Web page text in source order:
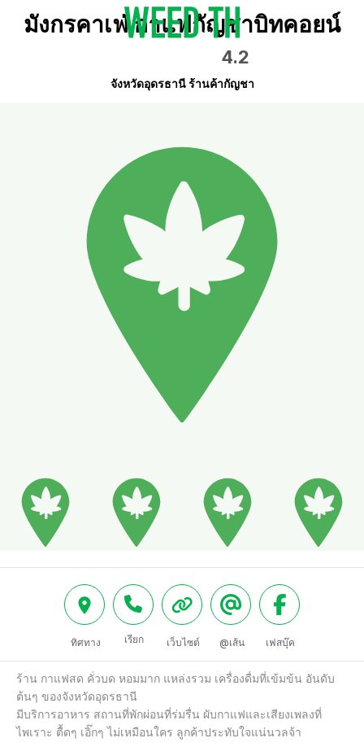
มังกรคาเฟ่ กาแฟกัญชาบิทคอยน์
4.2
จังหวัดอุดรธานี ร้านค้ากัญชา
ทิศทาง เรียก เว็บไซต์ @เส้น เฟสบุ๊ค
ร้าน กาแฟสด คั่วบด หอมมาก แหล่งรวม เครื่องดื่มที่เข้มข้น อันดับ
ต้นๆ ของจังหวัดอุดรธานี
มีบริการอาหาร สถานที่พักผ่อนที่ร่มรื่น ผับกาแฟและเสียงเพลงที่
ไพเราะ ตื้ดๆ เอิ๊กๆ ไม่เหมือนใคร ลูกค้าประทับใจแน่นวลจ้า